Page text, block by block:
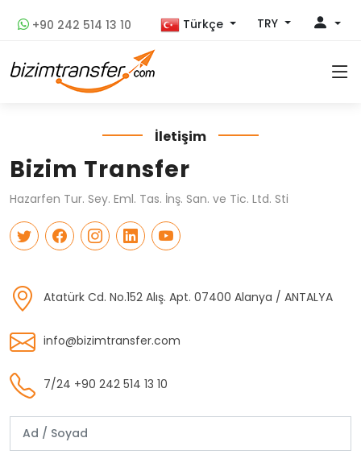
+90 242 514 13 10 Türkçe TRY
İletişim
Bizim Transfer
Hazarfen Tur. Sey. Eml. Tas. İnş. San. ve Tic. Ltd. Sti
Atatürk Cd. No.152 Alış. Apt. 07400 Alanya / ANTALYA
info@bizimtransfer.com
7/24 +90 242 514 13 10